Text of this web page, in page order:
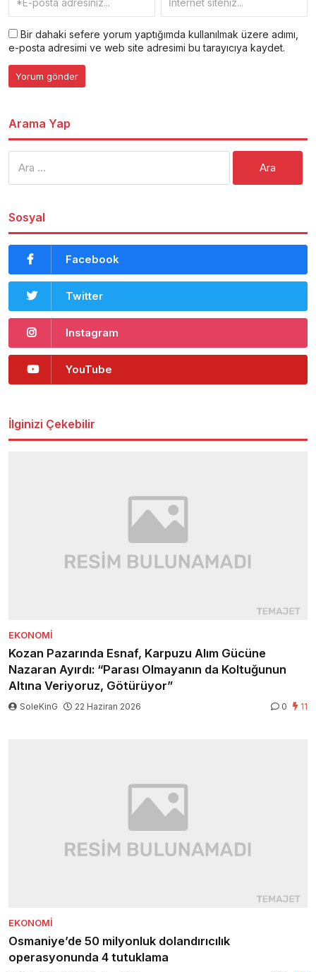
Bir dahaki sefere yorum yaptığımda kullanılmak üzere adımı,
e-posta adresimi ve web site adresimi bu tarayıcıya kaydet.
Arama Yap
Sosyal
Facebook
Twitter
Instagram
YouTube
İlginizi Çekebilir
EKONOMI
Kozan Pazarında Esnaf, Karpuzu Alım Gücüne
Nazaran Ayırdı: “Parası Olmayanın da Koltuğunun
Altına Veriyoruz, Götürüyor”
SoleKinG 22 Haziran 2026 0 11
EKONOMI
Osmaniye’de 50 milyonluk dolandırıcılık
operasyonunda 4 tutuklama